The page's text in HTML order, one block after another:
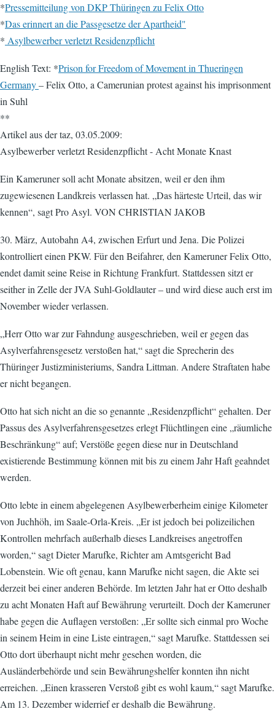
*Pressemitteilung von DKP Thüringen zu Felix Otto
*Das erinnert an die Passgesetze der Apartheid"
* Asylbewerber verletzt Residenzpflicht
English Text: *Prison for Freedom of Movement in Thueringen
Germany– Felix Otto, a Camerunian protest against his imprisonment
in Suhl
**
Artikel aus der taz, 03.05.2009:
Asylbewerber verletzt Residenzpflicht - Acht Monate Knast
Ein Kameruner soll acht Monate absitzen, weil er den ihm
zugewiesenen Landkreis verlassen hat. „Das härteste Urteil, das wir
kennen“, sagt Pro Asyl. VON CHRISTIAN JAKOB
30. März, Autobahn A4, zwischen Erfurt und Jena. Die Polizei
kontrolliert einen PKW. Für den Beifahrer, den Kameruner Felix Otto,
endet damit seine Reise in Richtung Frankfurt. Stattdessen sitzt er
seither in Zelle der JVA Suhl-Goldlauter – und wird diese auch erst im
November wieder verlassen.
„Herr Otto war zur Fahndung ausgeschrieben, weil er gegen das
Asylverfahrensgesetz verstoßen hat,“ sagt die Sprecherin des
Thüringer Justizministeriums, Sandra Littman. Andere Straftaten habe
er nicht begangen.
Otto hat sich nicht an die so genannte „Residenzpflicht“ gehalten. Der
Passus des Asylverfahrensgesetzes erlegt Flüchtlingen eine „räumliche
Beschränkung“ auf; Verstöße gegen diese nur in Deutschland
existierende Bestimmung können mit bis zu einem Jahr Haft geahndet
werden.
Otto lebte in einem abgelegenen Asylbewerberheim einige Kilometer
von Juchhöh, im Saale-Orla-Kreis. „Er ist jedoch bei polizeilichen
Kontrollen mehrfach außerhalb dieses Landkreises angetroffen
worden,“ sagt Dieter Marufke, Richter am Amtsgericht Bad
Lobenstein. Wie oft genau, kann Marufke nicht sagen, die Akte sei
derzeit bei einer anderen Behörde. Im letzten Jahr hat er Otto deshalb
zu acht Monaten Haft auf Bewährung verurteilt. Doch der Kameruner
habe gegen die Auflagen verstoßen: „Er sollte sich einmal pro Woche
in seinem Heim in eine Liste eintragen,“ sagt Marufke. Stattdessen sei
Otto dort überhaupt nicht mehr gesehen worden, die
Ausländerbehörde und sein Bewährungshelfer konnten ihn nicht
erreichen. „Einen krasseren Verstoß gibt es wohl kaum,“ sagt Marufke.
Am 13. Dezember widerrief er deshalb die Bewährung.